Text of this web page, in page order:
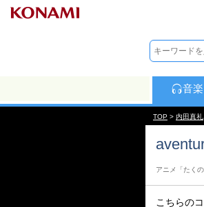
音楽
TOP > 内田真礼
アニメ「たく
こちらの